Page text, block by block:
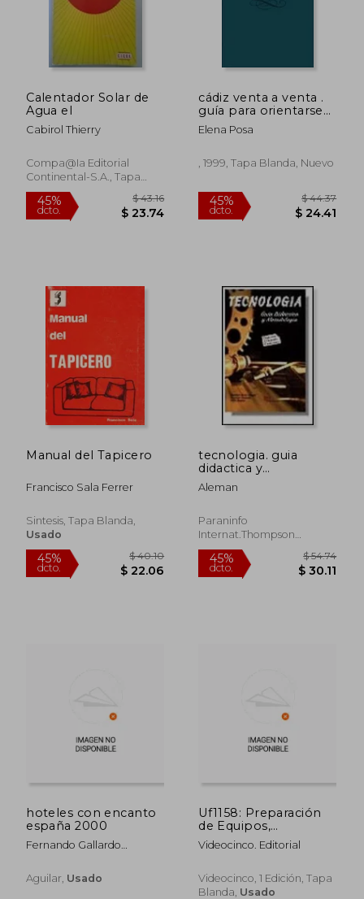
$ 115.03
$ 63.26
dcto. $ 28.99
45%
dcto.
Calentador Solar de
Agua el
Cabirol Thierry
Compa@Ia Editorial
Continental-S.A., Tapa
Blanda,Usado
45%
dcto.
cádiz venta a venta .
guía para orientarse
entre las más de 300
ventas de la provincia
evolución , vivencias
Elena Posa
, 1999, Tapa Blanda, Nuevo
45%
dcto. $
Manual del Tapicero
Francisco Sala Ferrer
Sintesis, Tapa Blanda,
Usado
tecnologia. guia
didactica y
metodologia.
Aleman
Paraninfo
Internat.thompson
Publish., 1994, Nuevo
hoteles con encanto
españa 2000
Fernando Gallardo
Aguilar, Usado
Uf1158: Preparación
de Equipos,
Instalaciones y
Productos Para la
Técnicas de
Micropigmentación
Videocinco. Editorial
Videocinco, 1 Edición, Tapa
Blanda, Usado